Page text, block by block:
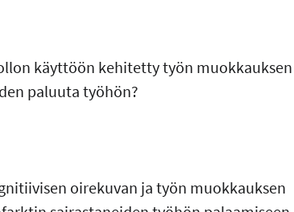
käyttöön kehitetty työn muokkauksen
paluuta työhön?
oirekuvan ja työn muokkauksen